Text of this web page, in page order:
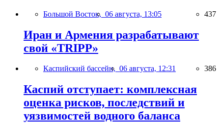
Большой Восток, 06 августа, 13:05 437
Иран и Армения разрабатывают
свой «TRIPP»
Каспийский бассейн, 06 августа, 12:31 386
Каспий отступает: комплексная
оценка рисков, последствий и
уязвимостей водного баланса